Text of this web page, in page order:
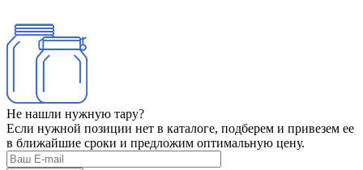
Не нашли нужную тару?
Если нужной позиции нет в каталоге, подберем и привезем ее
в ближайшие сроки и предложим оптимальную цену.